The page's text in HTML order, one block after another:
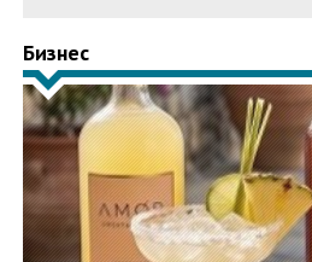
Бизнес